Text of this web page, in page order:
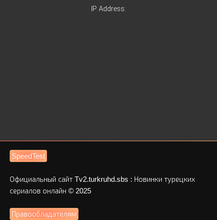
IP Address:
SpeedTest
Официальный сайт Tv2.turkruhd.sbs : Новинки турецких
сериалов онлайн © 2025
Правообладателям